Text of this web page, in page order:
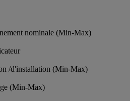
nominale (Min-Max)
/d'installation (Min-Max)
(Min-Max)